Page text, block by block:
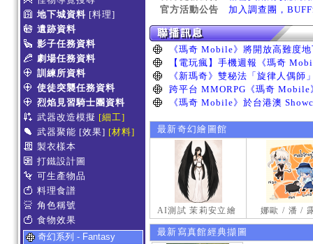
地下城資料 [料理]
遺跡資料
影子任務資料
劇場任務資料
訓練所資料
使徒突襲任務資料
烈焰見習騎士團資料
武器改造模擬 [細工]
武器聚能 [效果] [材料]
製衣樣本
打鐵設計圖
可生產物品
料理食譜
角色稱號
食物效果
奇幻系列 - Fantasy
官方活動公告
加入調查團，
最新奇幻繪圖館
AI測試 茉莉安立繪 娜歐 / 潘 /
最新寫真館經典擷圖